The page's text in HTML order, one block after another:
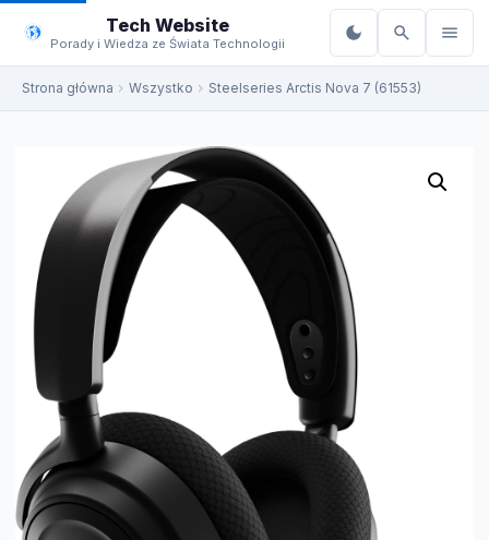
do
treści
Tech Website
Porady i Wiedza ze Świata Technologii
Strona główna Wszystko Steelseries Arctis Nova 7 (61553)